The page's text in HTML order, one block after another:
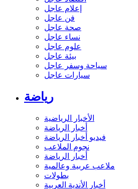
إعلام عاجل
فن عاجل
صحة عاجل
نساء عاجل
علوم عاجل
بيئة عاجل
سياحة وسفر عاجل
سيارات عاجل
رياضة
الأخبار الرياضية
أخبار الرياضة
فيديو أخبار الرياضة
نجوم الملاعب
أخبار الرياضة
ملاعب عربية وعالمية
بطولات
أخبار الأندية العربية